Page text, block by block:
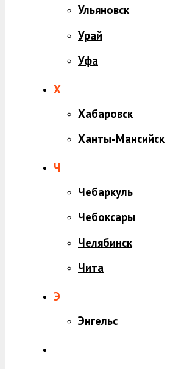
Ульяновск
Урай
Уфа
Х
Хабаровск
Ханты-Мансийск
Ч
Чебаркуль
Чебоксары
Челябинск
Чита
Э
Энгельс